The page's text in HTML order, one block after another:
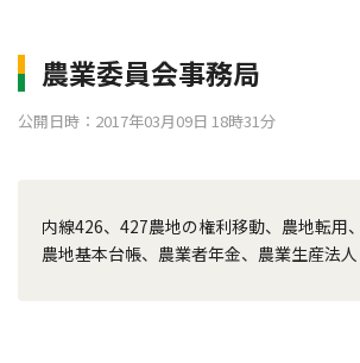
農業委員会事務局
公開日時：2017年03月09日 18時31分
内線426、427農地の権利移動、農地転用
農地基本台帳、農業者年金、農業生産法人